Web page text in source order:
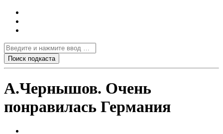
А.Чернышов. Очень
понравилась Германия